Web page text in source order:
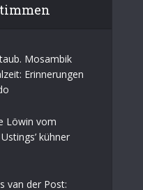
Mosambik
Erinnerungen
Löwin vom
kühner
van der Post: